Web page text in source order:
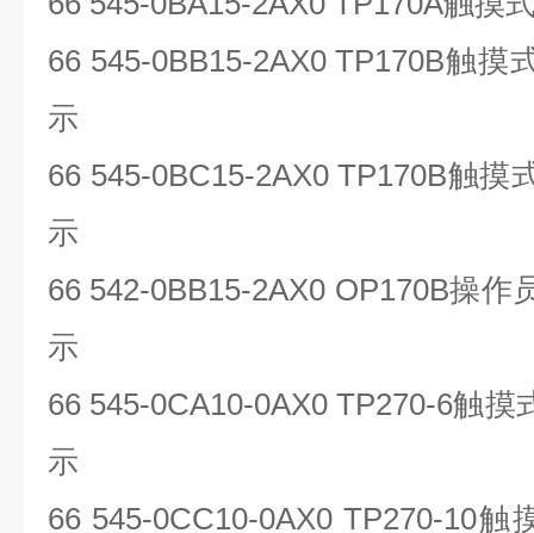
66 545-0BB15-2AX0 TP170B触摸
示
66 545-0BC15-2AX0 TP170B触摸
示
66 542-0BB15-2AX0 OP170B操作
示
66 545-0CA10-0AX0 TP270-6触摸
示
66 545-0CC10-0AX0 TP270-10触